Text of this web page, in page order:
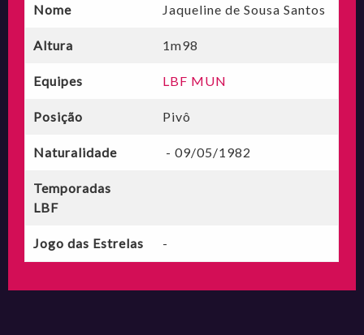
Nome Jaqueline de Sousa Santos
Altura 1m98
Equipes LBF MUN
Posição Pivô
Naturalidade - 09/05/1982
Temporadas
LBF
Jogo das Estrelas -